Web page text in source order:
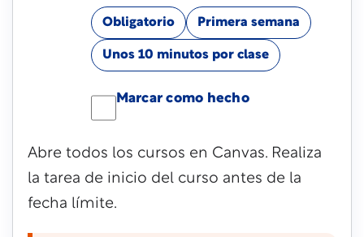
Obligatorio Primera semana
Unos 10 minutos por clase
Marcar como hecho
Abre todos los cursos en Canvas. Realiza
la tarea de inicio del curso antes de la
fecha límite.